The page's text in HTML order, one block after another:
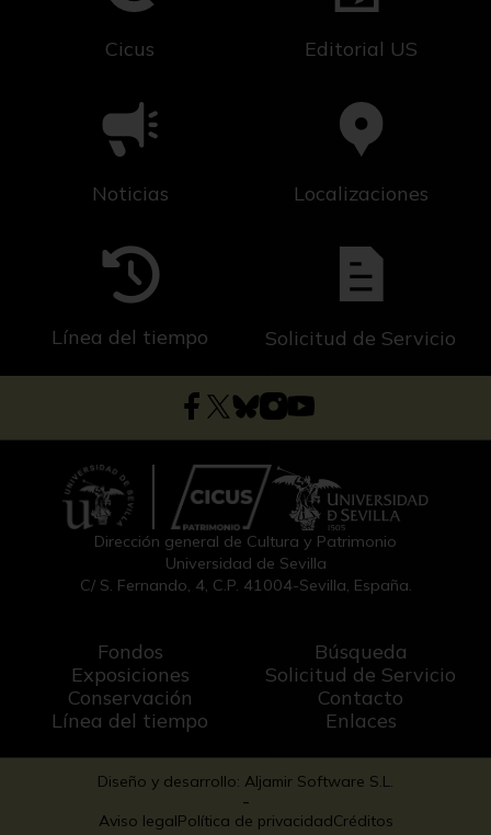
Cicus Editorial US
Noticias Localizaciones
Línea del tiempo Solicitud de Servicio
Dirección general de Cultura y Patrimonio
Universidad de Sevilla
C/ S. Fernando, 4, C.P. 41004-Sevilla, España.
Fondos
Exposiciones
Conservación
Línea del tiempo
Búsqueda
Solicitud de Servicio
Contacto
Enlaces
Diseño y desarrollo: Aljamir Software S.L.
-
Aviso legalPolítica de privacidadCréditos